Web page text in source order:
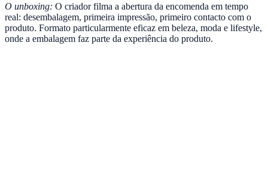
O unboxing: O criador filma a abertura da encomenda em tempo
real: desembalagem, primeira impressão, primeiro contacto com o
produto. Formato particularmente eficaz em beleza, moda e lifestyle,
onde a embalagem faz parte da experiência do produto.